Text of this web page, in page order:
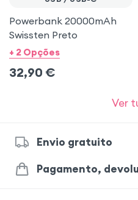
Powerbank 20000mAh
Swissten Preto
+ 2 Opções
32,90 €
Ver
Envio gratuito
Pagamento,